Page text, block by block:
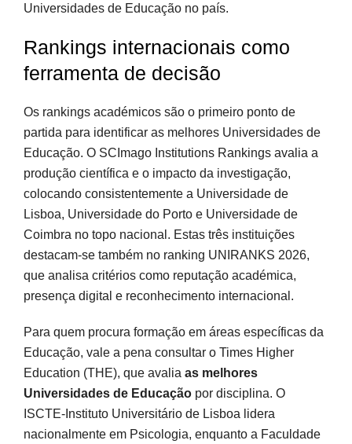
Universidades de Educação no país.
Rankings internacionais como
ferramenta de decisão
Os rankings académicos são o primeiro ponto de
partida para identificar as melhores Universidades de
Educação. O SCImago Institutions Rankings avalia a
produção científica e o impacto da investigação,
colocando consistentemente a Universidade de
Lisboa, Universidade do Porto e Universidade de
Coimbra no topo nacional. Estas três instituições
destacam-se também no ranking UNIRANKS 2026,
que analisa critérios como reputação académica,
presença digital e reconhecimento internacional.
Para quem procura formação em áreas específicas da
Educação, vale a pena consultar o Times Higher
Education (THE), que avalia as melhores
Universidades de Educação por disciplina. O
ISCTE-Instituto Universitário de Lisboa lidera
nacionalmente em Psicologia, enquanto a Faculdade